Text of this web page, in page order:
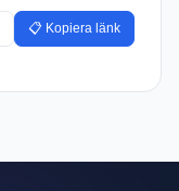
📋 Kopiera länk